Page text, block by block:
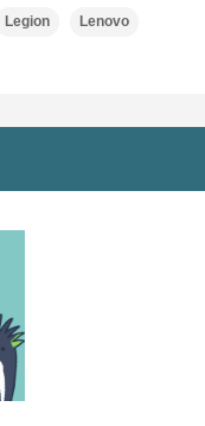
Legion Lenovo